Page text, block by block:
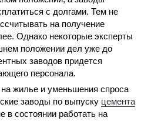
с долгами. Тем не
на получение
Однако некоторые эксперты
положении дел уже до
заводов придется
персонала.
жилье и уменьшения спроса
заводы по выпуску цемента
в состоянии работать на